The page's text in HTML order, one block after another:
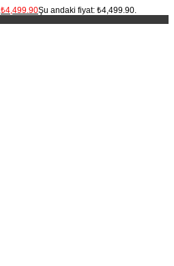
₺4,499.90Şu andaki fiyat: ₺4,499.90.